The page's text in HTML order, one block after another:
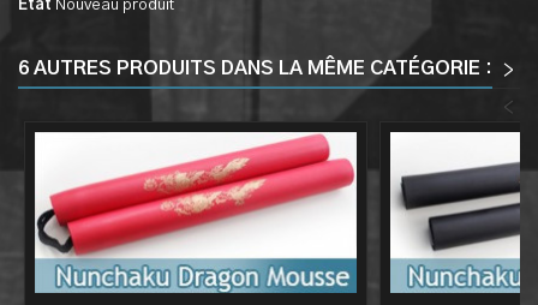
État Nouveau produit
6 AUTRES PRODUITS DANS LA MÊME CATÉGORIE :
>
<